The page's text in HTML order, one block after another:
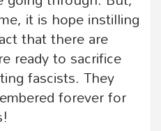
it is hope instilling
that there are
ready to sacrifice
fascists. They
forever for